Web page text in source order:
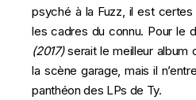
psyché à la Fuzz, il est
les cadres du connu. Pour le
(2017)serait le meilleur
la scène garage, mais il
panthéon des LPs de Ty.